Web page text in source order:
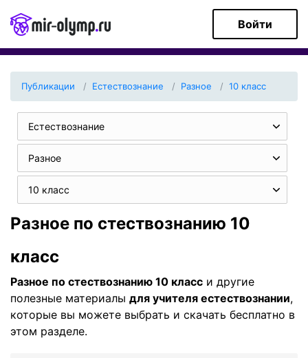
Войти
Публикации Естествознание Разное 10 класс
Естествознание
Разное
10 класс
Разное по стествознанию 10
класс
Разное по стествознанию 10 класс и другие
полезные материалы для учителя естествознании,
которые вы можете выбрать и скачать бесплатно в
этом разделе.